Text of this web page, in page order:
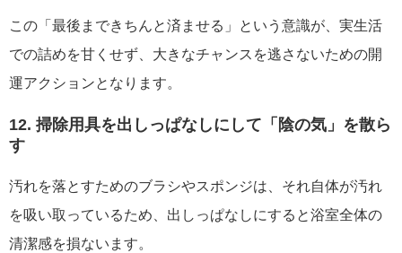
この「最後まできちんと済ませる」という意識が、実生活
での詰めを甘くせず、大きなチャンスを逃さないための開
運アクションとなります。
12. 掃除用具を出しっぱなしにして「陰の気」を散ら
す
汚れを落とすためのブラシやスポンジは、それ自体が汚れ
を吸い取っているため、出しっぱなしにすると浴室全体の
清潔感を損ないます。